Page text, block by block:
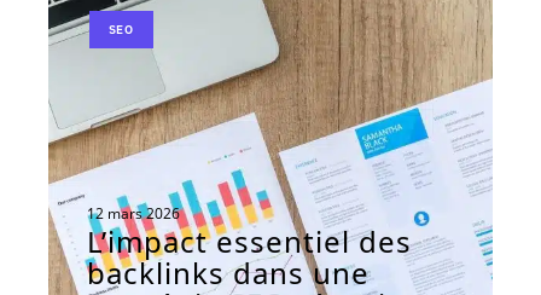
SEO
12 mars 2026
L’impact essentiel des
backlinks dans une